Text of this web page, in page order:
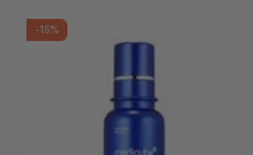
-15%